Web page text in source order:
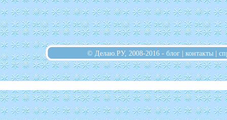
© Делаю.РУ, 2008-2016 - блог | контакты |